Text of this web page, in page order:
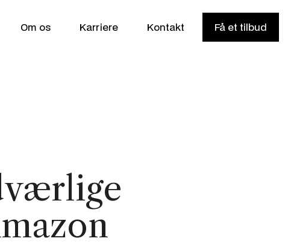
Om os Karriere Kontakt Få et tilbud